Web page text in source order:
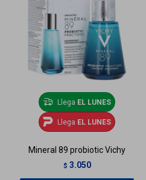
Llega EL LUNES
Llega EL LUNES
Mineral 89 probiotic Vichy
$ 3.050